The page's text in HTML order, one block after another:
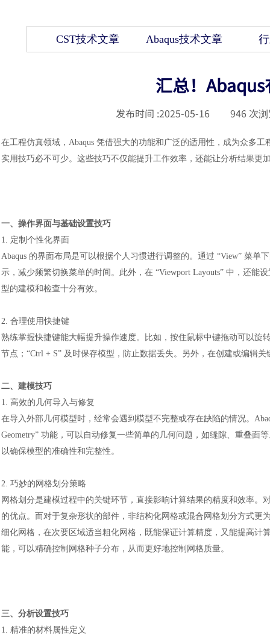
CST技术文章 Abaqus技术文章
汇总！
发布时间 :2025-05-16 946 次
在工程仿真领域， Abaqus 凭借强大的功能和广泛的适用性，成为众多
实用技巧必不可少。这些技巧不仅能提升工作效率，还能让分析结果更
一、操作界面与基础设置技巧
1. 定制个性化界面
Abaqus 的界面布局是可以根据个人习惯进行调整的。通过 “View” 菜单
示，减少频繁切换菜单的时间。此外，在 “Viewport Layouts” 中，还
型的建模和检查十分有效。
2. 合理使用快捷键
熟练掌握快捷键能大幅提升操作速度。比如，按住鼠标中键拖动可以旋
节点；“Ctrl + S” 及时保存模型，防止数据丢失。另外，在创建或编辑
二、建模技巧
1. 高效的几何导入与修复
在导入外部几何模型时，经常会遇到模型不完整或存在缺陷的情况。
Geometry” 功能，可以自动修复一些简单的几何问题，如缝隙、重叠面
以确保模型的准确性和完整性。
2. 巧妙的网格划分策略
网格划分是建模过程中的关键环节，直接影响计算结果的精度和效率
的优点。而对于复杂形状的部件，非结构化网格或混合网格划分方式
细化网格，在次要区域适当粗化网格，既能保证计算精度，又能提高计
能，可以精确控制网格种子分布，从而更好地控制网格质量。
三、分析设置技巧
1. 精准的材料属性定义